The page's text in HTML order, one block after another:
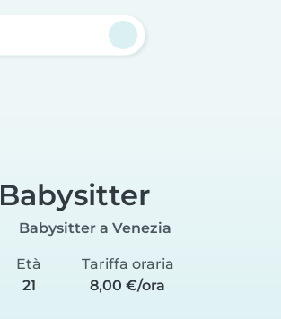
Babysitter
Babysitter a Venezia
Età
21
Tariffa oraria
8,00 €/ora